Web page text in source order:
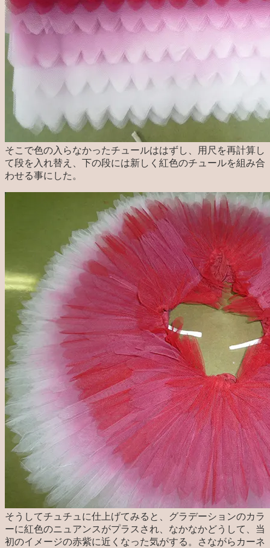
そこで色の入らなかったチュールははずし、用尺を再計算し
て段を入れ替え、下の段には新しく紅色のチュールを組み合
わせる事にした。
そうしてチュチュに仕上げてみると、グラデーションのカラ
ーに紅色のニュアンスがプラスされ、なかなかどうして、当
初のイメージの赤紫に近くなった気がする。さながらカーネ